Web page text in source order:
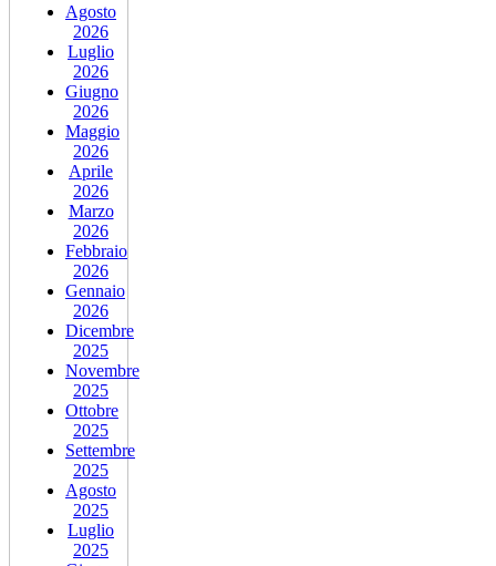
Agosto
2026
Luglio
2026
Giugno
2026
Maggio
2026
Aprile
2026
Marzo
2026
Febbraio
2026
Gennaio
2026
Dicembre
2025
Novembre
2025
Ottobre
2025
Settembre
2025
Agosto
2025
Luglio
2025